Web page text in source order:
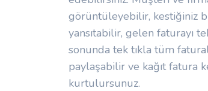
görüntüleyebilir, kestiğiniz
yansıtabilir, gelen faturayı
sonunda tek tıkla tüm
paylaşabilir ve kağıt fatura
kurtulursunuz.